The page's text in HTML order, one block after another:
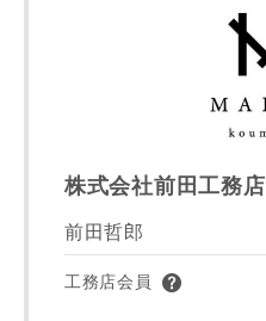
株式会社前田工務店
前田哲郎
工務店会員
番地、建物名